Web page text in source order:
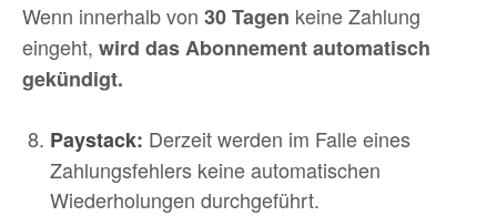
Wenn innerhalb von 30 Tagen keine Zahlung
eingeht, wird das Abonnement automatisch
gekündigt.
Paystack: Derzeit werden im Falle eines
Zahlungsfehlers keine automatischen
Wiederholungen durchgeführt.